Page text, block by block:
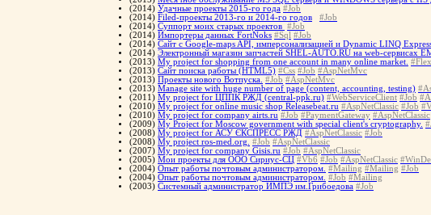
(2014) Удачные проекты 2015-го года #Job
(2014) Filed-проекты 2013-го и 2014-го годов
#Job
(2014) Суппорт моих старых проектов #Job
(2014) Импортеры данных FortNoks #Sql #Job
(2014) Сайт с Google-maps API, имперсонализацией и Dynamic LINQ
(2014) Электронный магазин запчастей SHEL-AUTO.RU на web-сервисах
(2013) My project for shopping from one account in many online market. #Flex
(2013) Сайт поиска работы (HTML5) #Css #Job #AspNetMvc
(2013) Проекты нового Вотпуска. #Job #AspNetMvc
(2013) Manage site with huge number of page (content, accounting, testing)
(2011) My project for ЦППК РЖД (central-ppk.ru) #WebServiceClient #Job
(2010) My project for online music shop Releasebeat.ru #AspNetClassic #Job
(2010) My project for company airts.ru #Job #PaymentGateway #AspNetClassic
(2009) My Project for Moscow government with special client's cryptography.
(2008) My project for АСУ ЄКСПРЕСС РЖД #AspNetClassic #Job
(2008) My project ros-med.org. #Job #AspNetClassic
(2007) My project for company Gisis.ru #Job #AspNetClassic
(2005) Мои проекты для ООО Сириус-СЦ #Vb6 #Job #AspNetClassic
(2004) Опыт работы почтовым администратором. #Mailing #Mailing #Job
(2004) Опыт работы почтовым администратором. #Job #Mailing
(2003) Системный администратор ИМПЭ им.Грибоедова #Job